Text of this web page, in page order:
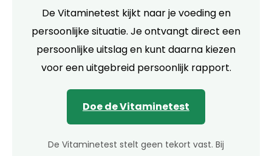
De Vitaminetest kijkt naar je voeding en
persoonlijke situatie. Je ontvangt direct een
persoonlijke uitslag en kunt daarna kiezen
voor een uitgebreid persoonlijk rapport.
Doe de Vitaminetest
De Vitaminetest stelt geen tekort vast. Bij